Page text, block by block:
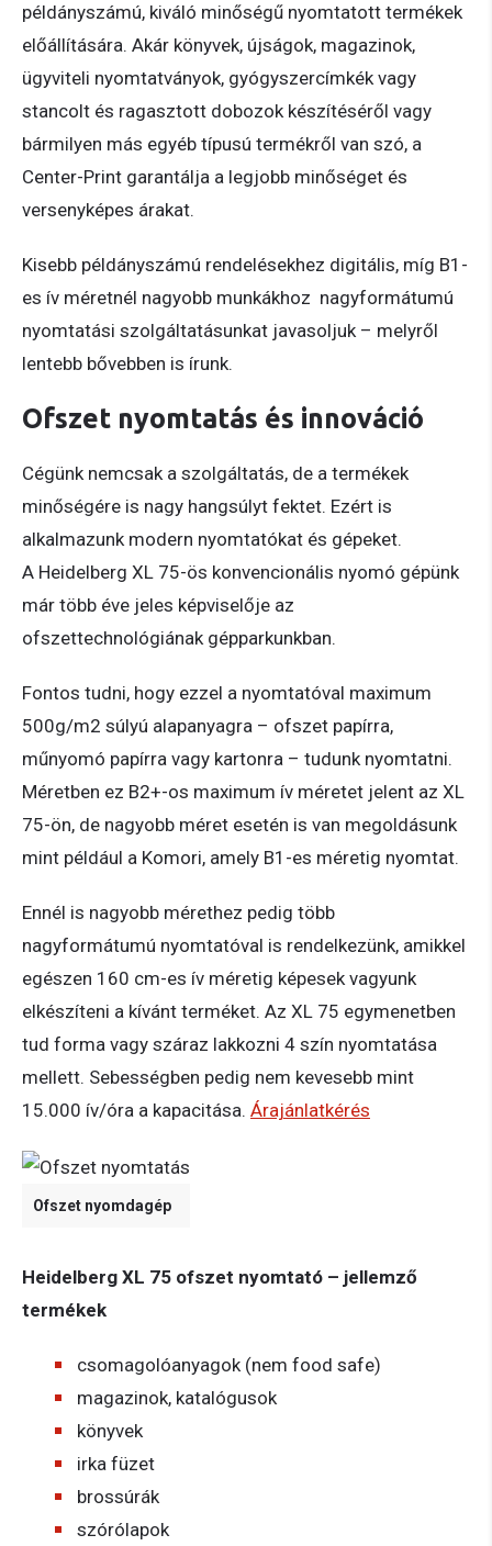
példányszámú, kiváló minőségű nyomtatott termékek
előállítására. Akár könyvek, újságok, magazinok,
ügyviteli nyomtatványok, gyógyszercímkék vagy
stancolt és ragasztott dobozok készítéséről vagy
bármilyen más egyéb típusú termékről van szó, a
Center-Print garantálja a legjobb minőséget és
versenyképes árakat.
Kisebb példányszámú rendelésekhez digitális, míg B1-
es ív méretnél nagyobb munkákhoz nagyformátumú
nyomtatási szolgáltatásunkat javasoljuk – melyről
lentebb bővebben is írunk.
Ofszet nyomtatás és innováció
Cégünk nemcsak a szolgáltatás, de a termékek
minőségére is nagy hangsúlyt fektet. Ezért is
alkalmazunk modern nyomtatókat és gépeket.
A Heidelberg XL 75-ös konvencionális nyomó gépünk
már több éve jeles képviselője az
ofszettechnológiának gépparkunkban.
Fontos tudni, hogy ezzel a nyomtatóval maximum
500g/m2 súlyú alapanyagra – ofszet papírra,
műnyomó papírra vagy kartonra – tudunk nyomtatni.
Méretben ez B2+-os maximum ív méretet jelent az XL
75-ön, de nagyobb méret esetén is van megoldásunk
mint például a Komori, amely B1-es méretig nyomtat.
Ennél is nagyobb mérethez pedig több
nagyformátumú nyomtatóval is rendelkezünk, amikkel
egészen 160 cm-es ív méretig képesek vagyunk
elkészíteni a kívánt terméket. Az XL 75 egymenetben
tud forma vagy száraz lakkozni 4 szín nyomtatása
mellett. Sebességben pedig nem kevesebb mint
15.000 ív/óra a kapacitása. Árajánlatkérés
Ofszet nyomdagép
Heidelberg XL 75 ofszet nyomtató – jellemző
termékek
csomagolóanyagok (nem food safe)
magazinok, katalógusok
könyvek
irka füzet
brossúrák
szórólapok